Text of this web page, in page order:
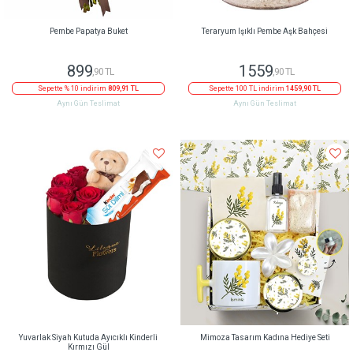
Pembe Papatya Buket
899,90 TL
Sepette % 10 indirim 809,91 TL
Aynı Gün Teslimat
Teraryum Işıklı Pembe Aşk Bahçesi
1559,90 TL
Sepette 100 TL indirim 1459,90 TL
Aynı Gün Teslimat
Yuvarlak Siyah Kutuda Ayıcıklı Kinderli
Kırmızı Gül
Mimoza Tasarım Kadına Hediye Seti